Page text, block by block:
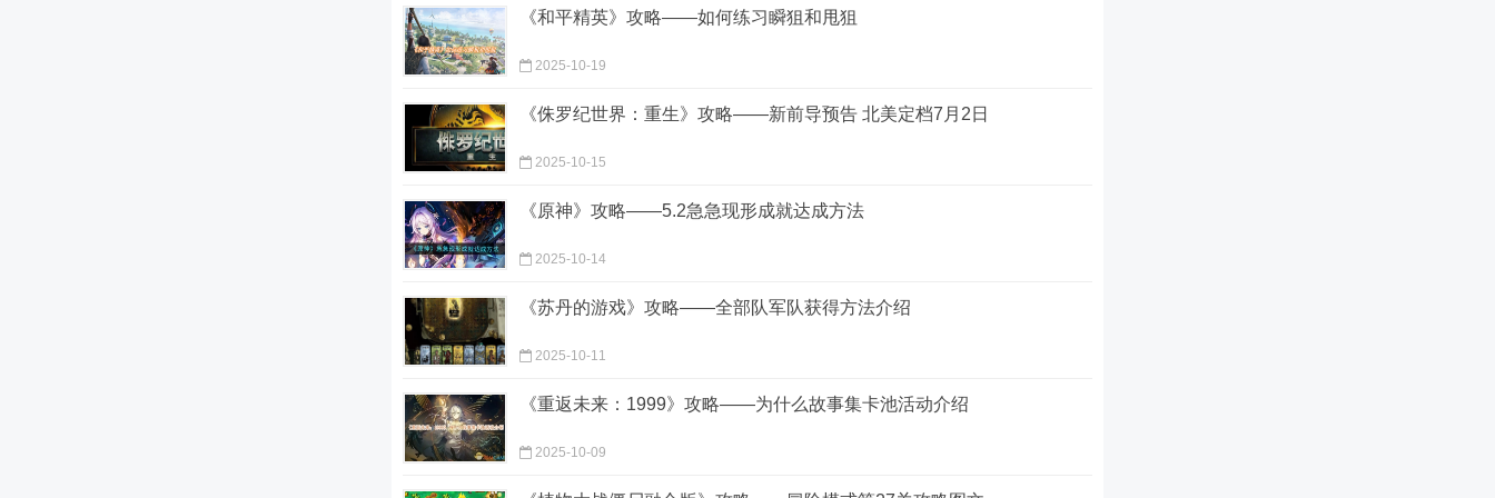
《和平精英》攻略——如何练习瞬狙和甩狙
2025-10-19
《侏罗纪世界：重生》攻略——新前导预告 北美定档7月2日
2025-10-15
《原神》攻略——5.2急急现形成就达成方法
2025-10-14
《苏丹的游戏》攻略——全部队军队获得方法介绍
2025-10-11
《重返未来：1999》攻略——为什么故事集卡池活动介绍
2025-10-09